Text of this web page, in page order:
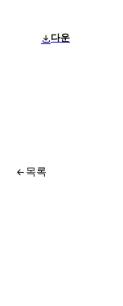
다운
목록